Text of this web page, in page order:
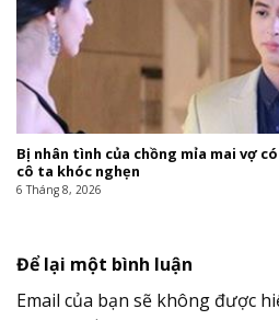
Bị nhân tình của chồng mỉa mai vợ
cô ta khóc nghẹn
6 Tháng 8, 2026
Để lại một bình luận
Email của bạn sẽ không được